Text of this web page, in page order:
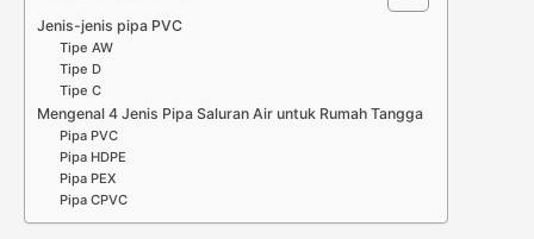
Jenis-jenis pipa PVC
Tipe AW
Tipe D
Tipe C
Mengenal 4 Jenis Pipa Saluran Air untuk Rumah Tangga
Pipa PVC
Pipa HDPE
Pipa PEX
Pipa CPVC